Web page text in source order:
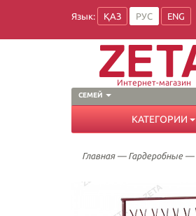
Язык: ҚАЗ РУС ENG
СЕМЕЙ
Интернет-магазин
КАТЕГОРИИ
Главная— Гардеробные—